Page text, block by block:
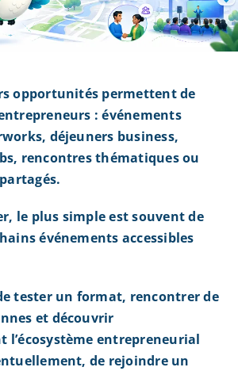
opportunités permettent de
: événements
déjeuners business,
rencontres thématiques ou
le plus simple est souvent de
événements accessibles
tester un format, rencontrer de
et découvrir
l’écosystème entrepreneurial
de rejoindre un